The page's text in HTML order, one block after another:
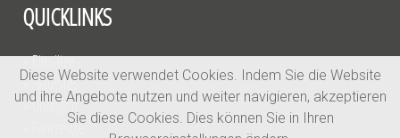
QUICKLINKS
» Einsätze
» Aktuelles
» Übungen
» Fahrzeuge
Diese Website verwendet Cookies. Indem Sie die Website
und ihre Angebote nutzen und weiter navigieren, akzeptieren
Sie diese Cookies. Dies können Sie in Ihren